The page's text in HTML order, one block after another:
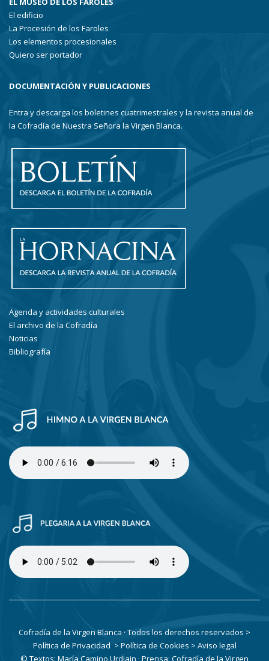
El edificio
La Procesión de los Faroles
Los elementos procesionales
Quiero ser portador
DOCUMENTACIÓN Y PUBLICACIONES
Entra y descarga los boletines cuatrimestrales y la revista anual de
la Cofradía de Nuestra Señora la Virgen Blanca.
Agenda y actividades culturales
El archivo de la Cofradía
Noticias
Bibliografía
Cofradía de la Virgen Blanca · Todos los derechos reservados >
Política de Privacidad > Política de Cookies > Aviso legal
© Textos: María Camino Urdiain · Prensa: Cofradía de la Virgen